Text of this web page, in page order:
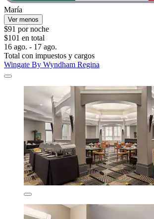
María
Ver menos
$91 por noche
$101 en total
16 ago. - 17 ago.
Total con impuestos y cargos
Wingate By Wyndham Regina